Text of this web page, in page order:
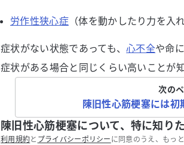
労作性狭心症（体を動かしたり力を入
症状がない状態であっても、心不全や命
症状がある場合と同じくらい高いことが
次の
陳旧性心筋梗塞には初
陳旧性心筋梗塞について、特に知り
利用規約と プライバシーポリシー に同意のうえ、もっ